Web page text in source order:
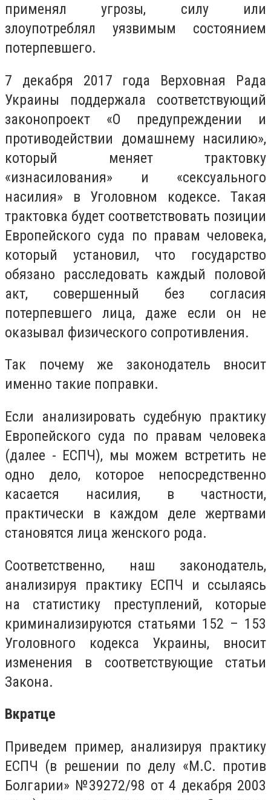
применял угрозы, силу или
злоупотреблял уязвимым состоянием
потерпевшего.
7 декабря 2017 года Верховная Рада
Украины поддержала соответствующий
законопроект «О предупреждении и
противодействии домашнему насилию»,
который меняет трактовку
«изнасилования» и «сексуального
насилия» в Уголовном кодексе. Такая
трактовка будет соответствовать позиции
Европейского суда по правам человека,
который установил, что государство
обязано расследовать каждый половой
акт, совершенный без согласия
потерпевшего лица, даже если он не
оказывал физического сопротивления.
Так почему же законодатель вносит
именно такие поправки.
Если анализировать судебную практику
Европейского суда по правам человека
(далее - ЕСПЧ), мы можем встретить не
одно дело, которое непосредственно
касается насилия, в частности,
практически в каждом деле жертвами
становятся лица женского рода.
Соответственно, наш законодатель,
анализируя практику ЕСПЧ и ссылаясь
на статистику преступлений, которые
криминализируются статьями 152 – 153
Уголовного кодекса Украины, вносит
изменения в соответствующие статьи
Закона.
Вкратце
Приведем пример, анализируя практику
ЕСПЧ (в решении по делу «М.С. против
Болгарии» №39272/98 от 4 декабря 2003